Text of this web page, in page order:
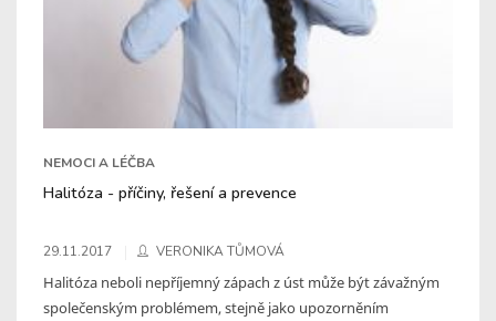
NEMOCI A LÉČBA
Halitóza - příčiny, řešení a prevence
29.11.2017 VERONIKA TŮMOVÁ
Halitóza neboli nepříjemný zápach z úst může být závažným
společenským problémem, stejně jako upozorněním